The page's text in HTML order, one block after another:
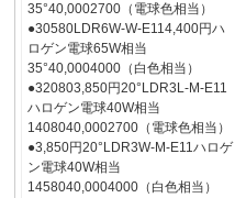
35°40,0002700（電球色相当）
●30580LDR6W-W-E114,400円ハ
ロゲン電球65W相当
35°40,0004000（白色相当）
●320803,850円20°LDR3L-M-E11
ハロゲン電球40W相当
1408040,0002700（電球色相当）
●3,850円20°LDR3W-M-E11ハロゲ
ン電球40W相当
1458040,0004000（白色相当）